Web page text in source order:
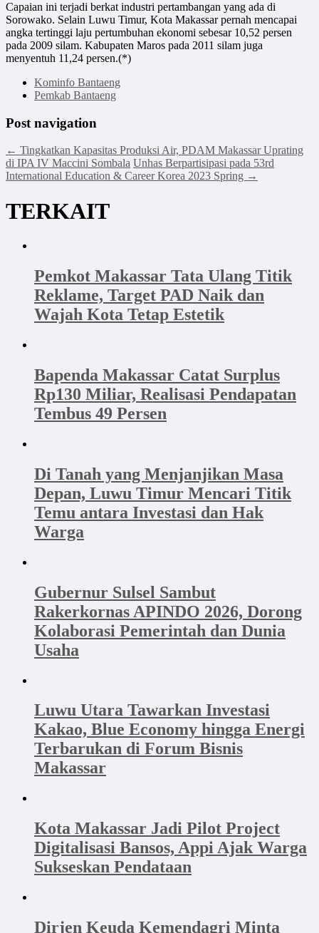
Capaian ini terjadi berkat industri pertambangan yang ada di
Sorowako. Selain Luwu Timur, Kota Makassar pernah mencapai
angka tertinggi laju pertumbuhan ekonomi sebesar 10,52 persen
pada 2009 silam. Kabupaten Maros pada 2011 silam juga
menyentuh 11,24 persen.(*)
Kominfo Bantaeng
Pemkab Bantaeng
Post navigation
← Tingkatkan Kapasitas Produksi Air, PDAM Makassar Uprating
di IPA IV Maccini Sombala Unhas Berpartisipasi pada 53rd
International Education & Career Korea 2023 Spring →
TERKAIT
Pemkot Makassar Tata Ulang Titik
Reklame, Target PAD Naik dan
Wajah Kota Tetap Estetik
Bapenda Makassar Catat Surplus
Rp130 Miliar, Realisasi Pendapatan
Tembus 49 Persen
Di Tanah yang Menjanjikan Masa
Depan, Luwu Timur Mencari Titik
Temu antara Investasi dan Hak
Warga
Gubernur Sulsel Sambut
Rakerkornas APINDO 2026, Dorong
Kolaborasi Pemerintah dan Dunia
Usaha
Luwu Utara Tawarkan Investasi
Kakao, Blue Economy hingga Energi
Terbarukan di Forum Bisnis
Makassar
Kota Makassar Jadi Pilot Project
Digitalisasi Bansos, Appi Ajak Warga
Sukseskan Pendataan
Dirjen Keuda Kemendagri Minta